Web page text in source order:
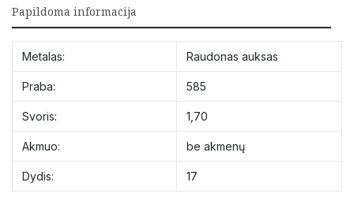
Papildoma informacija
Metalas: Raudonas auksas
Praba: 585
Svoris: 1,70
Akmuo: be akmenų
Dydis: 17